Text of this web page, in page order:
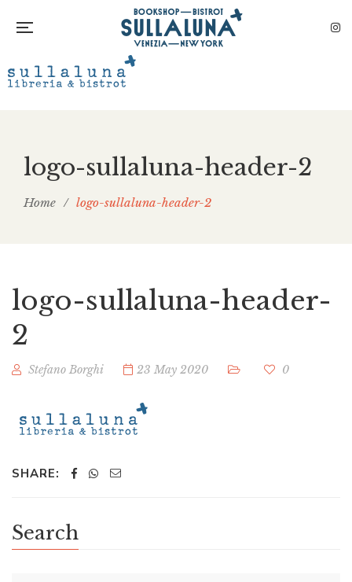
logo-sullaluna-header-2
Home / logo-sullaluna-header-2
logo-sullaluna-header-
2
Stefano Borghi 23 May 2020 0
SHARE:
Search